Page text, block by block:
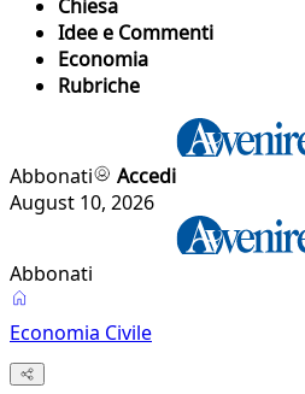
Chiesa
Idee e Commenti
Economia
Rubriche
Abbonati
Accedi
August 10, 2026
Abbonati
Economia Civile